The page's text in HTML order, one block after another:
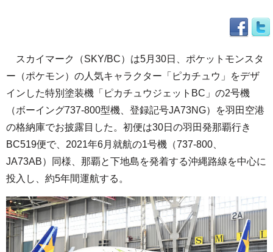
スカイマーク（SKY/BC）は5月30日、ポケットモンスタ
ー（ポケモン）の人気キャラクター「ピカチュウ」をデザ
インした特別塗装機「ピカチュウジェットBC」の2号機
（ボーイング737-800型機、登録記号JA73NG）を羽田空港
の格納庫でお披露目した。初便は30日の羽田発那覇行き
BC519便で、2021年6月就航の1号機（737-800、
JA73AB）同様、那覇と下地島を発着する沖縄路線を中心に
投入し、約5年間運航する。